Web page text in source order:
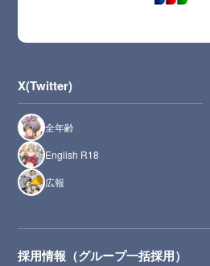
X(Twitter)
全年齢
English R18
広報
採用情報（グループ一括採用）